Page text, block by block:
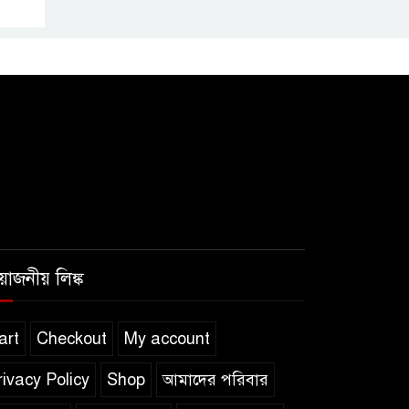
লিঙ্ক
Checkout My account
Policy Shop আমাদের পরিবার